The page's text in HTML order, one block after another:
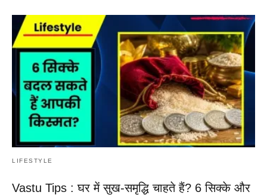
LIFESTYLE
Vastu Tips : घर में सुख-समृद्धि चाहते हैं? 6 सिक्के और